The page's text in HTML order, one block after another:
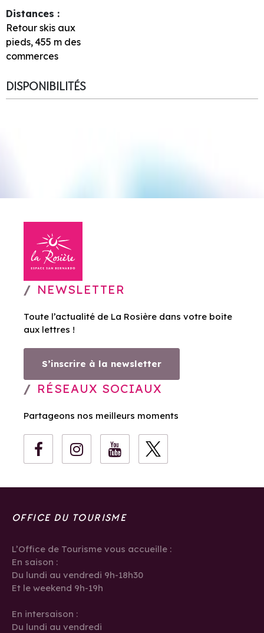
Distances :
Retour skis aux
pieds 455 m des
commerces
DISPONIBILITÉS
NEWSLETTER
Toute l’actualité de La Rosière dans votre boite
aux lettres !
S’inscrire à la newsletter
RÉSEAUX SOCIAUX
Partageons nos meilleurs moments
OFFICE DU TOURISME
L’Office de Tourisme vous accueille :
En saison :
Du lundi au vendredi 9h-18h30
Et le weekend 9h-19h
En intersaison :
Du lundi au vendredi